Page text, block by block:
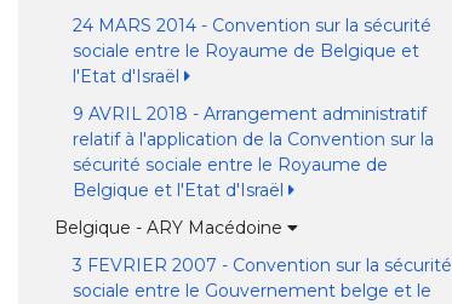
24 MARS 2014 - Convention sur la sécurité
sociale entre le Royaume de Belgique et
l'Etat d'Israël
9 AVRIL 2018 - Arrangement administratif
relatif à l'application de la Convention sur la
sécurité sociale entre le Royaume de
Belgique et l'Etat d'Israël
Belgique - ARY Macédoine
3 FEVRIER 2007 - Convention sur la sécurité
sociale entre le Gouvernement belge et le